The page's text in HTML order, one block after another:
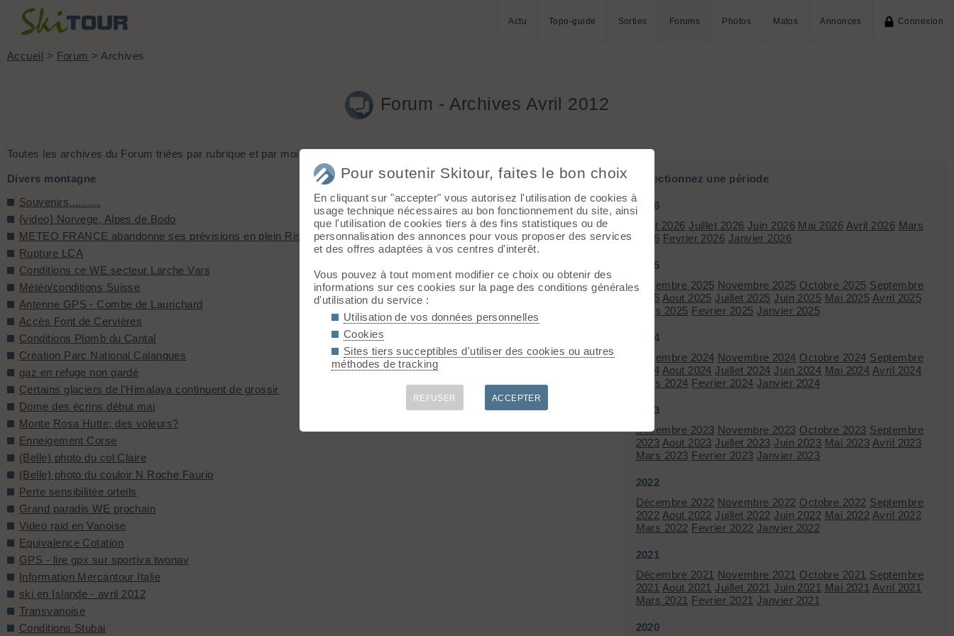
Actu Topo-guide Sorties Forums Photos Matos Annonces Connexion
Accueil > Forum > Archives
Forum - Archives Avril 2012
Toutes les archives du Forum triées par rubrique et par mois.
Divers montagne
Souvenirs..........
{video} Norvege, Alpes de Bodo
METEO FRANCE abandonne ses prévisions en plein Risque 4
Rupture LCA
Conditions ce WE secteur Larche Vars
Météo/conditions Suisse
Antenne GPS - Combe de Laurichard
Accès Font de Cervières
Conditions Plomb du Cantal
Création Parc National Calanques
gaz en refuge non gardé
Certains glaciers de l’Himalaya continuent de grossir
Dome des écrins début mai
Monte Rosa Hutte; des voleurs?
Enneigement Corse
(Belle) photo du col Claire
(Belle) photo du couloir N Roche Faurio
Perte sensibilitée orteils
Grand paradis WE prochain
Video raid en Vanoise
Equivalence Cotation
GPS - lire gpx sur sportiva twonav
Information Mercantour Italie
ski en Islande - avril 2012
Transvanoise
Conditions Stubai
Sélectionnez une période
2026
Aout 2026 Juillet 2026 Juin 2026 Mai 2026 Avril 2026 Mars
2026 Fevrier 2026 Janvier 2026
2025
Décembre 2025 Novembre 2025 Octobre 2025 Septembre
2025 Aout 2025 Juillet 2025 Juin 2025 Mai 2025 Avril 2025
Mars 2025 Fevrier 2025 Janvier 2025
2024
Décembre 2024 Novembre 2024 Octobre 2024 Septembre
2024 Aout 2024 Juillet 2024 Juin 2024 Mai 2024 Avril 2024
Mars 2024 Fevrier 2024 Janvier 2024
2023
Décembre 2023 Novembre 2023 Octobre 2023 Septembre
2023 Aout 2023 Juillet 2023 Juin 2023 Mai 2023 Avril 2023
Mars 2023 Fevrier 2023 Janvier 2023
2022
Décembre 2022 Novembre 2022 Octobre 2022 Septembre
2022 Aout 2022 Juillet 2022 Juin 2022 Mai 2022 Avril 2022
Mars 2022 Fevrier 2022 Janvier 2022
2021
Décembre 2021 Novembre 2021 Octobre 2021 Septembre
2021 Aout 2021 Juillet 2021 Juin 2021 Mai 2021 Avril 2021
Mars 2021 Fevrier 2021 Janvier 2021
2020
Pour soutenir Skitour, faites le bon choix
En cliquant sur "accepter" vous autorisez l'utilisation de cookies à
usage technique nécessaires au bon fonctionnement du site, ainsi
que l'utilisation de cookies tiers à des fins statistiques ou de
personnalisation des annonces pour vous proposer des services
et des offres adaptées à vos centres d'interêt.
Vous pouvez à tout moment modifier ce choix ou obtenir des
informations sur ces cookies sur la page des conditions générales
d'utilisation du service :
Utilisation de vos données personnelles
Cookies
Sites tiers succeptibles d'utiliser des cookies ou autres
méthodes de tracking
REFUSER ACCEPTER